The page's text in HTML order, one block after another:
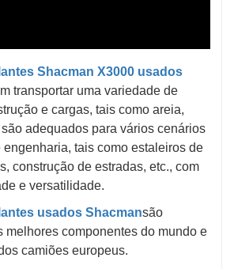
Shacman X3000 usados
transportar uma variedade de
e cargas, tais como areia,
adequados para vários cenários
engenharia, tais como estaleiros de
construção de estradas, etc., com
e versatilidade.
usados ​​Shacmansão
melhores componentes do mundo e
camiões europeus.